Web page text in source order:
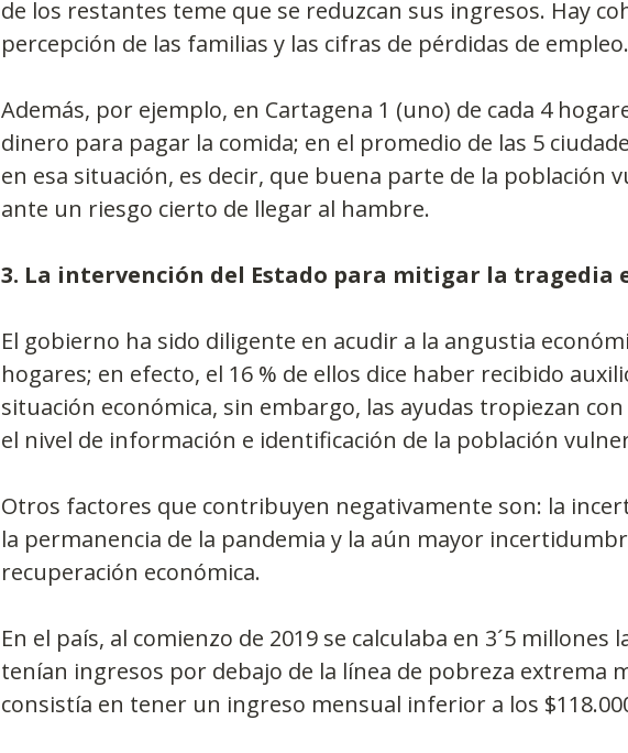
de los restantes teme que se reduzcan sus ingresos. Hay
percepción de las familias y las cifras de pérdidas de empleo.
Además, por ejemplo, en Cartagena 1 (uno) de cada 4
dinero para pagar la comida; en el promedio de las 5
en esa situación, es decir, que buena parte de la población
ante un riesgo cierto de llegar al hambre.
3. La intervención del Estado para mitigar la tragedia
El gobierno ha sido diligente en acudir a la angustia
hogares; en efecto, el 16 % de ellos dice haber recibido
situación económica, sin embargo, las ayudas tropiezan
el nivel de información e identificación de la población
Otros factores que contribuyen negativamente son: la
la permanencia de la pandemia y la aún mayor
recuperación económica.
En el país, al comienzo de 2019 se calculaba en 3´5 millones
tenían ingresos por debajo de la línea de pobreza extrema
consistía en tener un ingreso mensual inferior a los